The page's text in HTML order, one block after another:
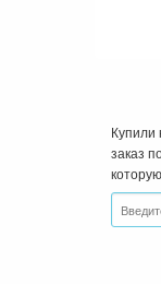
Купили
заказ